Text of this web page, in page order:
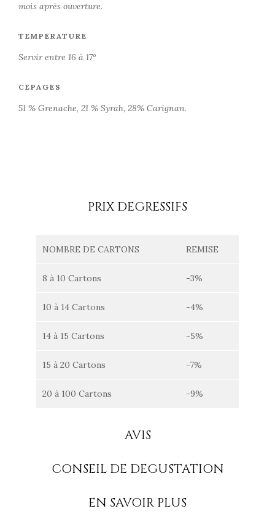
mois après ouverture.
TEMPERATURE
Servir entre 16 à 17°
CEPAGES
51 % Grenache, 21 % Syrah, 28% Carignan.
PRIX DEGRESSIFS
NOMBRE DE CARTONS REMISE
8 à 10 Cartons -3%
10 à 14 Cartons -4%
14 à 15 Cartons -5%
15 à 20 Cartons -7%
20 à 100 Cartons -9%
AVIS
CONSEIL DE DEGUSTATION
EN SAVOIR PLUS